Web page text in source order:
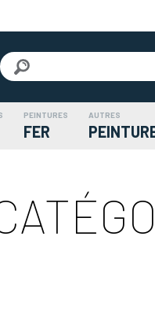
PEINTURES
FER
AUTRES